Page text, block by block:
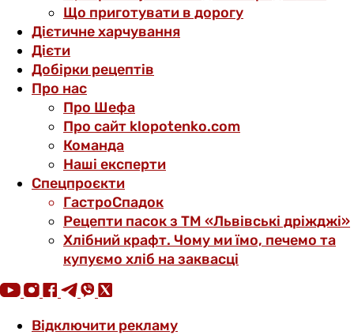
Що приготувати в дорогу
Дієтичне харчування
Дієти
Добірки рецептів
Про нас
Про Шефа
Про сайт klopotenko.com
Команда
Наші експерти
Спецпроєкти
ГастроСпадок
Рецепти пасок з ТМ «Львівські дріжджі»
Хлібний крафт. Чому ми їмо, печемо та
купуємо хліб на заквасці
Відключити рекламу